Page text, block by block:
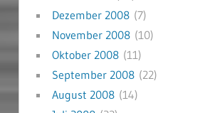
Dezember 2008(7)
November 2008(10)
Oktober 2008(11)
September 2008(22)
August 2008(14)